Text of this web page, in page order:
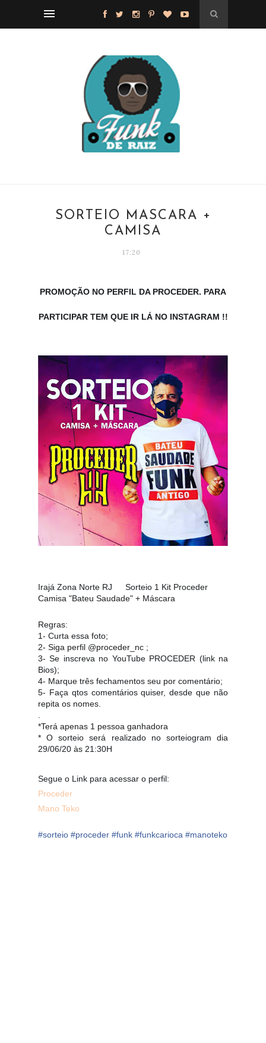
SORTEIO MÁSCARA +
CAMISA
17:20
PROMOÇÃO NO PERFIL DA PROCEDER. PARA
PARTICIPAR TEM QUE IR LÁ NO INSTAGRAM !!
Irajá Zona Norte RJ Sorteio 1 Kit Proceder
Camisa "Bateu Saudade" + Máscara
Regras:
1- Curta essa foto;
2- Siga perfil @proceder_nc ;
3- Se inscreva no YouTube PROCEDER (link na
Bios);
4- Marque três fechamentos seu por comentário;
5- Faça qtos comentários quiser, desde que não
repita os nomes.
.
*Terá apenas 1 pessoa ganhadora
* O sorteio será realizado no sorteiogram dia
29/06/20 às 21:30H
Segue o Link para acessar o perfil:
Proceder
Mano Teko
#sorteio #proceder #funk #funkcarioca #manoteko